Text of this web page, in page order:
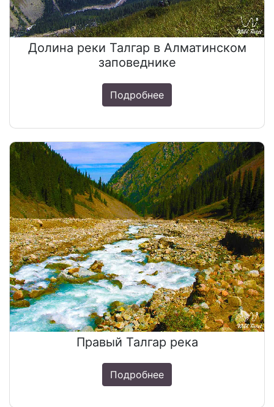
Долина реки Талгар в Алматинском
заповеднике
Подробнее
Правый Талгар река
Подробнее